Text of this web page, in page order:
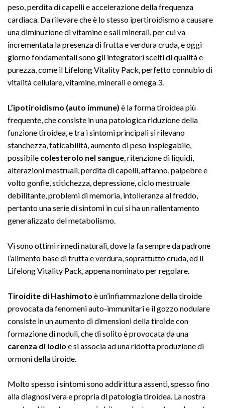
peso, perdita di capelli e accelerazione della frequenza
cardiaca. Da rilevare che è lo stesso ipertiroidismo a causare
una diminuzione di vitamine e sali minerali, per cui va
incrementata la presenza di frutta e verdura cruda, e oggi
giorno fondamentali sono gli integratori scelti di qualità e
purezza, come il Lifelong Vitality Pack, perfetto connubio di
vitalità cellulare, vitamine, minerali e omega 3.
L’ipotiroidismo (auto immune) è la forma tiroidea più
frequente, che consiste in una patologica riduzione della
funzione tiroidea, e tra i sintomi principali si rilevano
stanchezza, faticabilità, aumento di peso inspiegabile,
possibile colesterolo nel sangue, ritenzione di liquidi,
alterazioni mestruali, perdita di capelli, affanno, palpebre e
volto gonfie, stitichezza, depressione, ciclo mestruale
debilitante, problemi di memoria, intolleranza al freddo,
pertanto una serie di sintomi in cui si ha un rallentamento
generalizzato del metabolismo.
Vi sono ottimi rimedi naturali, dove la fa sempre da padrone
l’alimento base di frutta e verdura, soprattutto cruda, ed il
Lifelong Vitality Pack, appena nominato per regolare.
Tiroidite di Hashimoto è un’infiammazione della tiroide
provocata da fenomeni auto-immunitari e il gozzo nodulare
consiste in un aumento di dimensioni della tiroide con
formazione di noduli, che di solito è provocata da una
carenza di iodio e si associa ad una ridotta produzione di
ormoni della tiroide.
Molto spesso i sintomi sono addirittura assenti, spesso fino
alla diagnosi vera e propria di patologia tiroidea. La nostra